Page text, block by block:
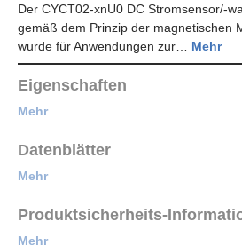
Der CYCT02-xnU0 DC Stromsensor/-
gemäß dem Prinzip der magnetischen
wurde für Anwendungen zur… Mehr
Eigenschaften
Mehr
Datenblätter
Mehr
Produktsicherheits-
Mehr